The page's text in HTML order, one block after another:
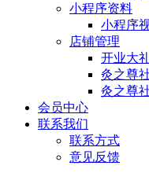
小程序资料
小程序
店铺管理
开业大
灸之尊
灸之尊
会员中心
联系我们
联系方式
意见反馈